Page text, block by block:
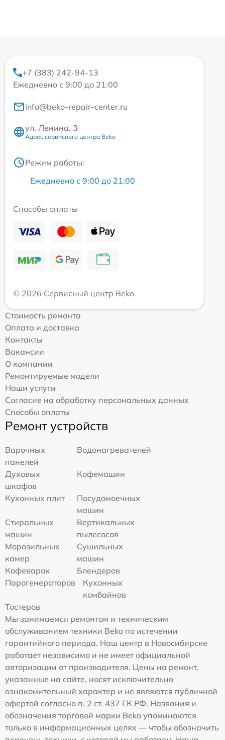
+7 (383) 242-94-13
Ежедневно с 9:00 до 21:00
info@beko-repair-center.ru
ул. Ленина, 3
Адрес сервисного центра Beko
Режим работы:
Ежедневно с 9:00 до 21:00
Способы оплаты
© 2026 Сервисный центр Beko
Стоимость ремонта
Оплата и доставка
Контакты
Вакансии
О компании
Ремонтируемые модели
Наши услуги
Согласие на обработку персональных данных
Способы оплаты
Ремонт устройств
Варочных
панелей
Водонагревателей
Духовых
шкафов
Кофемашин
Кухонных плит
Посудомоечных
машин
Стиральных
машин
Вертикальных
пылесосов
Морозильных
камер
Сушильных
машин
Кофеварок
Блендеров
Парогенераторов
Кухонных
комбайнов
Тостеров
Мы занимаемся ремонтом и техническим
обслуживанием техники Beko по истечении
гарантийного периода. Наш центр в Новосибирске
работает независимо и не имеет официальной
авторизации от производителя. Цены на ремонт,
указанные на сайте, носят исключительно
ознакомительный характер и не являются публичной
офертой согласно п. 2 ст. 437 ГК РФ. Названия и
обозначения торговой марки Beko упоминаются
только в информационных целях — чтобы обозначить